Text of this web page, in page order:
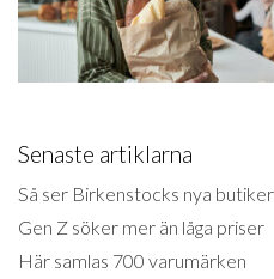
Senaste artiklarna
Så ser Birkenstocks nya
Gen Z söker mer än låga priser
Här samlas 700 varumärken